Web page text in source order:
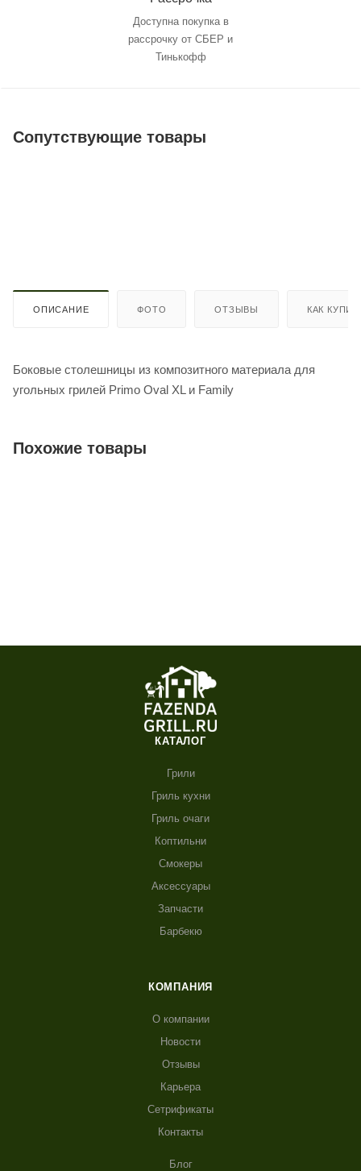
Доступна покупка в
рассрочку от СБЕР и
Тинькофф
Сопутствующие товары
ОПИСАНИЕ ФОТО ОТЗЫВЫ КАК
Боковые столешницы из композитного материала для
угольных грилей Primo Oval XL и Family
Похожие товары
КАТАЛОГ
Грили
Гриль кухни
Гриль очаги
Коптильни
Смокеры
Аксессуары
Запчасти
Барбекю
КОМПАНИЯ
О компании
Новости
Отзывы
Карьера
Сетрификаты
Контакты
Блог